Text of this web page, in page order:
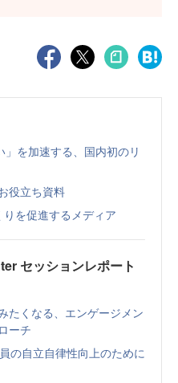
を加速する、国内初のリ
役立ち資料
を促進するメディア
セッションレポート
たくなる、エンゲージメン
ーチ
の自立自律性向上のために